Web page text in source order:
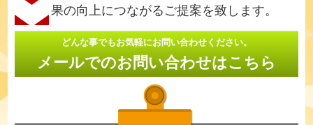
果の向上につながるご提案を致します。
どんな事でもお気軽にお問い合わせください。
メールでのお問い合わせはこちら